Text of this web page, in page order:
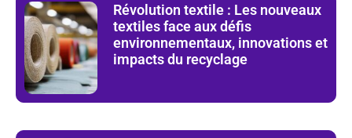
Révolution textile : Les nouveaux
textiles face aux défis
environnementaux, innovations et
impacts du recyclage